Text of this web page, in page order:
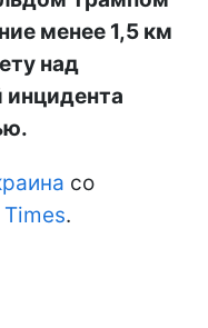
менее 1,5 км
над
со
Times.